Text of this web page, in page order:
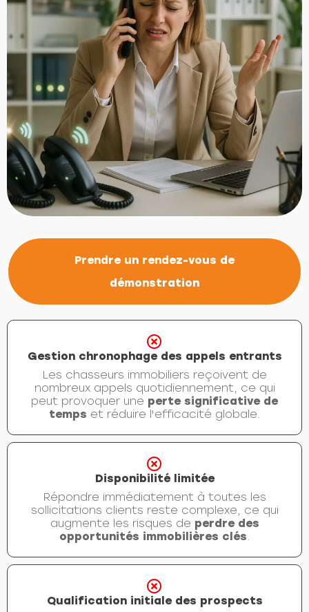
Prendre un rendez-vous de
démonstration
Gestion chronophage des appels entrants
Les chasseurs immobiliers reçoivent de
nombreux appels quotidiennement, ce qui
peut provoquer une perte significative de
temps et réduire l'efficacité globale.
Disponibilité limitée
Répondre immédiatement à toutes les
sollicitations clients reste complexe, ce qui
augmente les risques de perdre des
opportunités immobilières clés.
Qualification initiale des prospects